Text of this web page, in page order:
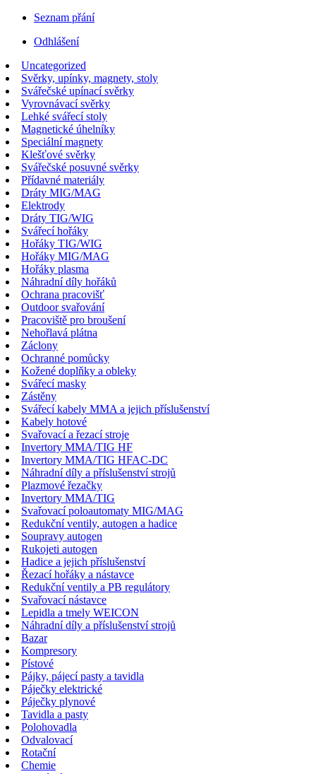
Seznam přání
Odhlášení
Uncategorized
Svěrky, upínky, magnety, stoly
Svářečské upínací svěrky
Vyrovnávací svěrky
Lehké svářecí stoly
Magnetické úhelníky
Speciální magnety
Klešťové svěrky
Svářečské posuvné svěrky
Přídavné materiály
Dráty MIG/MAG
Elektrody
Dráty TIG/WIG
Svářecí hořáky
Hořáky TIG/WIG
Hořáky MIG/MAG
Hořáky plasma
Náhradní díly hořáků
Ochrana pracovišť
Outdoor svařování
Pracoviště pro broušení
Nehořlavá plátna
Záclony
Ochranné pomůcky
Kožené doplňky a obleky
Svářecí masky
Zástěny
Svářecí kabely MMA a jejich příslušenství
Kabely hotové
Svařovací a řezací stroje
Invertory MMA/TIG HF
Invertory MMA/TIG HFAC-DC
Náhradní díly a příslušenství strojů
Plazmové řezačky
Invertory MMA/TIG
Svařovací poloautomaty MIG/MAG
Redukční ventily, autogen a hadice
Soupravy autogen
Rukojeti autogen
Hadice a jejich příslušenství
Řezací hořáky a nástavce
Redukční ventily a PB regulátory
Svařovací nástavce
Lepidla a tmely WEICON
Náhradní díly a příslušenství strojů
Bazar
Kompresory
Pístové
Pájky, pájecí pasty a tavidla
Páječky elektrické
Páječky plynové
Tavidla a pasty
Polohovadla
Odvalovací
Rotační
Chemie